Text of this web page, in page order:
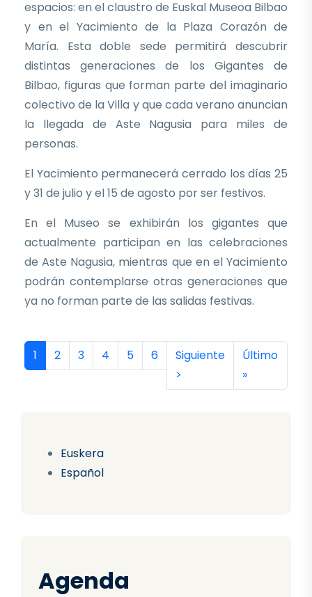
Euskera
Español
Agenda
espacios: en el claustro de Euskal Museoa Bilbao
y en el Yacimiento de la Plaza Corazón de
María. Esta doble sede permitirá descubrir
distintas generaciones de los Gigantes de
Bilbao, figuras que forman parte del imaginario
colectivo de la Villa y que cada verano anuncian
la llegada de Aste Nagusia para miles de
personas.
El Yacimiento permanecerá cerrado los días 25
y 31 de julio y el 15 de agosto por ser festivos.
En el Museo se exhibirán los gigantes que
actualmente participan en las celebraciones
de Aste Nagusia, mientras que en el Yacimiento
podrán contemplarse otras generaciones que
ya no forman parte de las salidas festivas.
Paginación
Página actual
1 Página
2 Página
3 Página
4 Página
5 Página
6 Siguiente página
Siguiente
>
Última
Último
»